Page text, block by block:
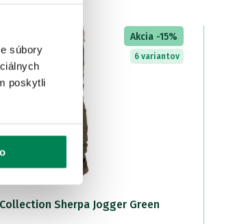
súbory
poskytli
Akcia -15%
6 variantov
Sherpa Jogger Green